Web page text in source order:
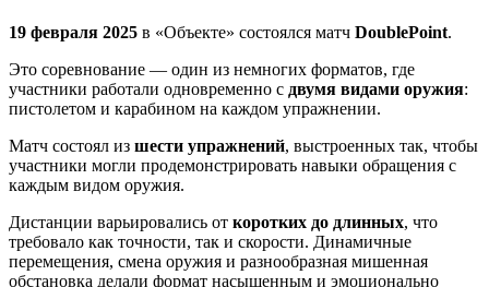
19 февраля 2025 в «Объекте» состоялся матч DoublePoint.
Это соревнование — один из немногих форматов, где
участники работали одновременно с двумя видами оружия:
пистолетом и карабином на каждом упражнении.
Матч состоял из шести упражнений, выстроенных так, чтобы
участники могли продемонстрировать навыки обращения с
каждым видом оружия.
Дистанции варьировались от коротких до длинных, что
требовало как точности, так и скорости. Динамичные
перемещения, смена оружия и разнообразная мишенная
обстановка делали формат насыщенным и эмоционально